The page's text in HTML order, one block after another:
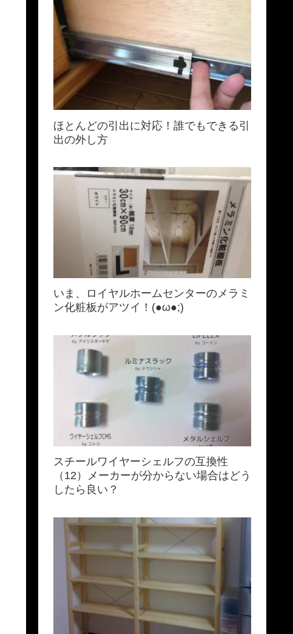
ほとんどの引出に対応！誰でもできる引
出の外し方
いま、ロイヤルホームセンターのメラミ
ン化粧板がアツイ！(●ω●;)
スチールワイヤーシェルフの互換性
（12）メーカーが分からない場合はどう
したら良い？